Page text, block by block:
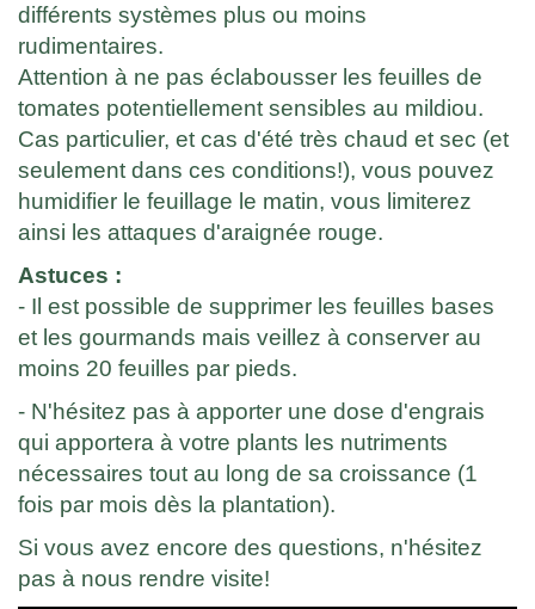
différents systèmes plus ou moins
rudimentaires.
Attention à ne pas éclabousser les feuilles de
tomates potentiellement sensibles au mildiou.
Cas particulier, et cas d'été très chaud et sec (et
seulement dans ces conditions!), vous pouvez
humidifier le feuillage le matin, vous limiterez
ainsi les attaques d'araignée rouge.
Astuces :
- Il est possible de supprimer les feuilles bases
et les gourmands mais veillez à conserver au
moins 20 feuilles par pieds.
- N'hésitez pas à apporter une dose d'engrais
qui apportera à votre plants les nutriments
nécessaires tout au long de sa croissance (1
fois par mois dès la plantation).
Si vous avez encore des questions, n'hésitez
pas à nous rendre visite!